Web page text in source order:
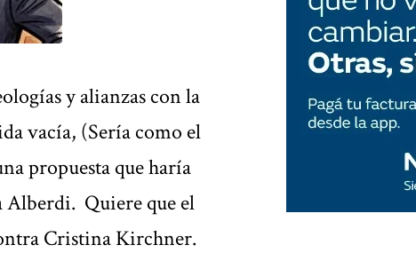
y alianzas con la
vacía, (Sería como el
propuesta que haría
Alberdi. Quiere que el
Cristina Kirchner.